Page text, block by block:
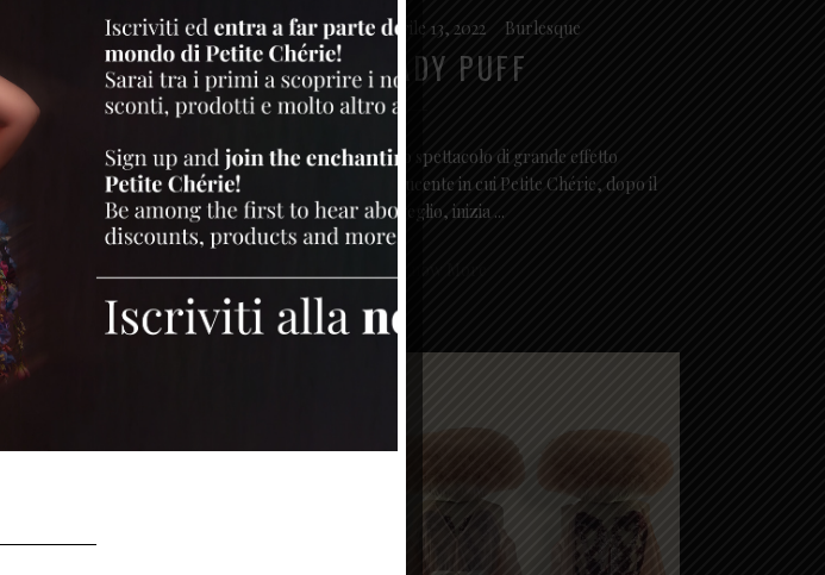
Aprile 13, 2022 Burlesque
LADY PUFF
Uno spettacolo di grande effetto
seducente in cui Petite Chérie, dopo il
risveglio, inizia
LITTLE DIAMOND